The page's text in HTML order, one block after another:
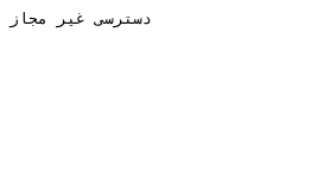
دسترسی غیر مجاز